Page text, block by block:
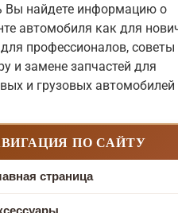
Вы найдете информацию о
автомобиля как для
профессионалов, советы
и замене запчастей для
и грузовых автомобилей
ПО САЙТУ
страница